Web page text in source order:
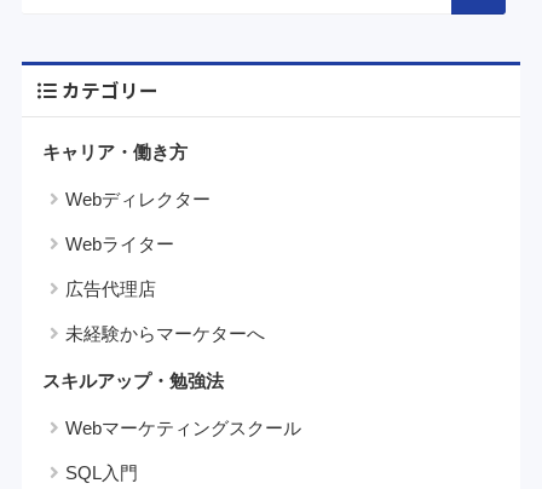
カテゴリー
キャリア・働き方
Webディレクター
Webライター
広告代理店
未経験からマーケターへ
スキルアップ・勉強法
Webマーケティングスクール
SQL入門